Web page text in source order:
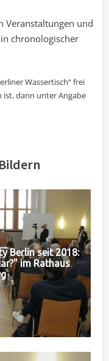
Veranstaltungen und
chronologischer
Wassertisch“ frei
ist, dann unter Angabe
Berlin seit 2018:
im Rathaus